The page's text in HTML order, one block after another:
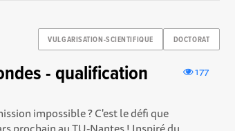
VULGARISATION-SCIENTIFIQUE DOCTORAT
177
- qualification
impossible ? C'est le défi que